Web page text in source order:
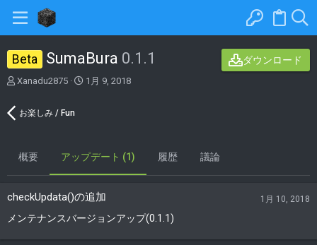
Beta SumaBura 0.1.1 ダウンロード
著
Xanadu2875
C
o
a
e
1月 9, 2018
お楽しみ / Fun
概要 アップデート (1) 履歴 議論
checkUpdata()の追加 1月 10, 2018
メンテナンスバージョンアップ(0.1.1)